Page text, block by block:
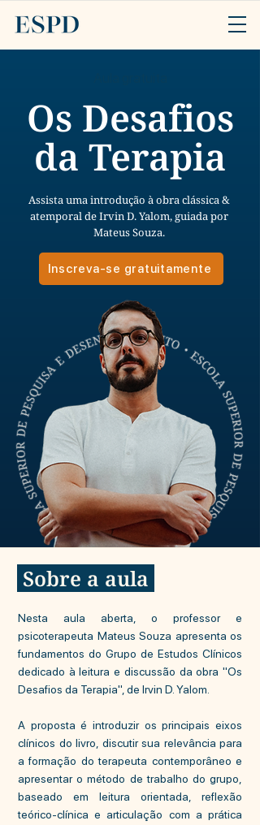
Os Desafios
da Terapia
Assista uma introdução à obra clássica &
atemporal de Irvin D. Yalom, guiada por
Mateus Souza.
Inscreva-se gratuitamente
Sobre a aula
Nesta aula aberta, o professor e
psicoterapeuta Mateus Souza apresenta os
fundamentos do Grupo de Estudos Clínicos
dedicado à leitura e discussão da obra "Os
Desafios da Terapia", de Irvin D. Yalom.
A proposta é introduzir os principais eixos
clínicos do livro, discutir sua relevância para
a formação do terapeuta contemporâneo e
apresentar o método de trabalho do grupo,
baseado em leitura orientada, reflexão
teórico-clínica e articulação com a prática